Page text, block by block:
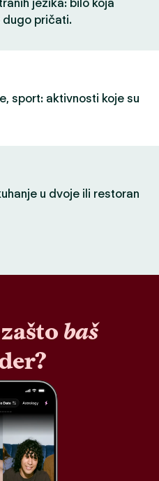
jezika: bilo koja
dugo pričati.
sport: aktivnosti koje su
u dvoje ili restoran
baš